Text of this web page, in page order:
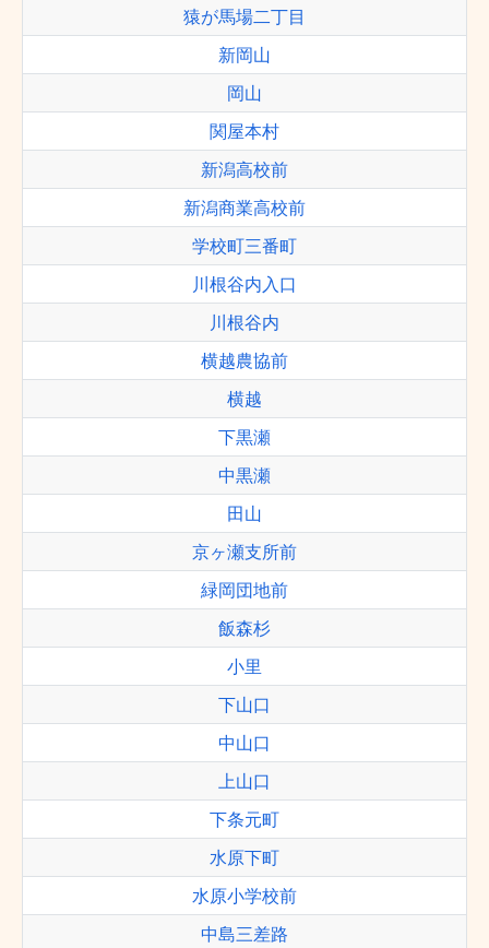
猿が馬場二丁目
新岡山
岡山
関屋本村
新潟高校前
新潟商業高校前
学校町三番町
川根谷内入口
川根谷内
横越農協前
横越
下黒瀬
中黒瀬
田山
京ヶ瀬支所前
緑岡団地前
飯森杉
小里
下山口
中山口
上山口
下条元町
水原下町
水原小学校前
中島三差路